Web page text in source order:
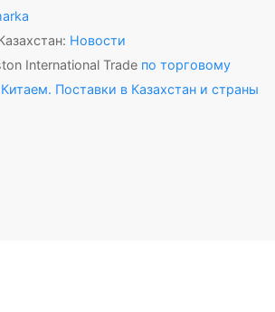
Новости
International Trade по торговому
Поставки в Казахстан и страны